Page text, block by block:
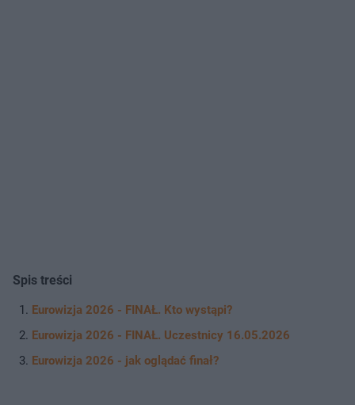
Spis treści
Eurowizja 2026 - FINAŁ. Kto wystąpi?
Eurowizja 2026 - FINAŁ. Uczestnicy 16.05.2026
Eurowizja 2026 - jak oglądać finał?